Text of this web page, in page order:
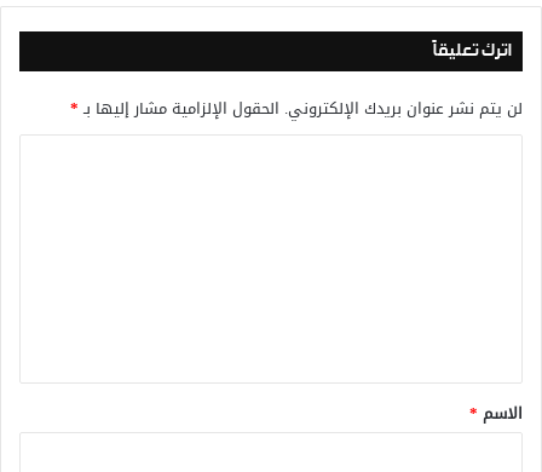
اترك تعليقاً
لن يتم نشر عنوان بريدك الإلكتروني. الحقول الإلزامية مشار إليها بـ*
*
الاسم *